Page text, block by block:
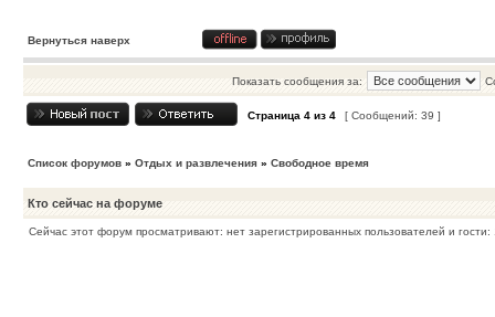
Вернуться наверх
Показать сообщения за:
Страница 4 из 4 [ Сообщений: 39 ]
Список форумов » Отдых и развлечения » Свободное время
Кто сейчас на форуме
Сейчас этот форум просматривают: нет зарегистрированных пользователей и гости: